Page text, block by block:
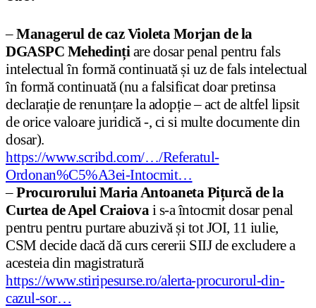
–Managerul de caz Violeta Morjan de la
DGASPC Mehedințiare dosar penal pentru fals
intelectual în formă continuată și uz de fals intelectual
în formă continuată (nu a falsificat doar pretinsa
declarație de renunțare la adopție – act de altfel lipsit
de orice valoare juridică -, ci si multe documente din
dosar).
https://www.scribd.com/…/Referatul-
Ordonan%C5%A3ei-Intocmit…
–Procurorului Maria Antoaneta Pițurcă de la
Curtea de Apel Craiovai s-a întocmit dosar penal
pentru pentru purtare abuzivă și tot JOI, 11 iulie,
CSM decide dacă dă curs cererii SIIJ de excludere a
acesteia din magistratură
https://www.stiripesurse.ro/alerta-procurorul-din-
cazul-sor…